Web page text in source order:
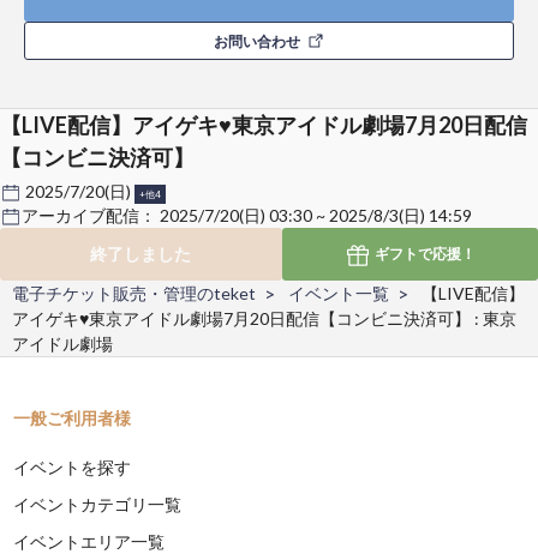
お問い合わせ
【LIVE配信】アイゲキ♥東京アイドル劇場7月20日配信
【コンビニ決済可】
2025/7/20(日) +他4
アーカイブ配信： 2025/7/20(日) 03:30 ~ 2025/8/3(日) 14:59
終了しました
ギフトで応援！
電子チケット販売・管理のteket イベント一覧
【LIVE配信】
アイゲキ♥東京アイドル劇場7月20日配信【コンビニ決済可】 : 東京
アイドル劇場
一般ご利用者様
イベントを探す
イベントカテゴリ一覧
イベントエリア一覧